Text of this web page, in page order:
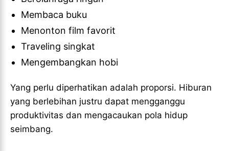
Membaca buku
Menonton film favorit
Traveling singkat
Mengembangkan hobi
Yang perlu diperhatikan adalah proporsi. Hiburan
yang berlebihan justru dapat mengganggu
produktivitas dan mengacaukan pola hidup
seimbang.